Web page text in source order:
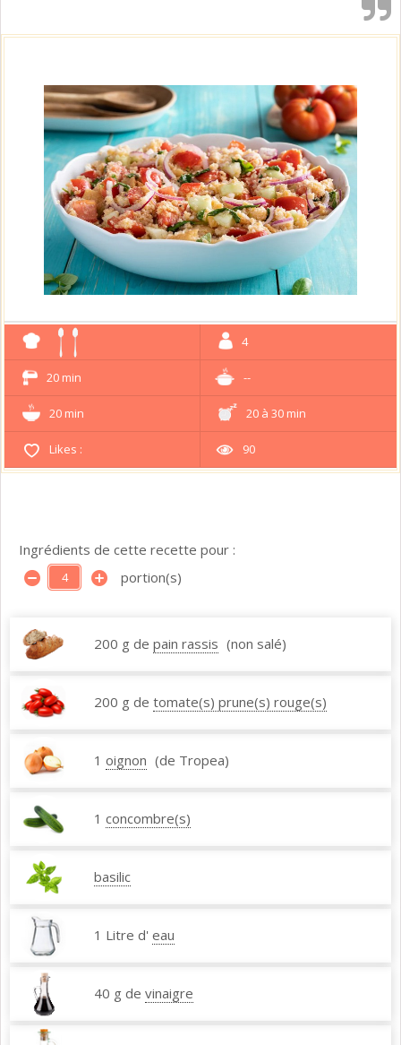
4
20 min --
20 min 20 à 30 min
Likes : 90
Ingrédients de cette recette pour :
portion(s)
200 g de pain rassis (non salé)
200 g de tomate(s) prune(s) rouge(s)
1 oignon (de Tropea)
1 concombre(s)
basilic
1 Litre d' eau
40 g de vinaigre